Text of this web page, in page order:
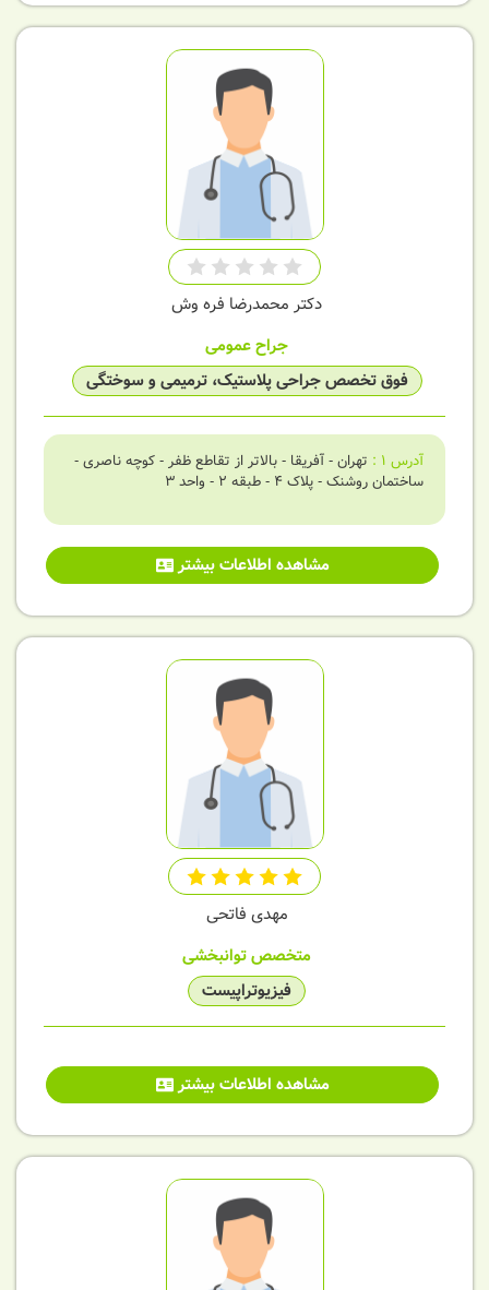
دکتر محمدرضا فره وش
جراح عمومی
فوق تخصص جراحی پلاستیک، ترمیمی و سوختگی
آدرس 1
: تهران - آفریقا - بالاتر از تقاطع ظفر - کوچه ناصری -
ساختمان روشنک - پلاک 4 - طبقه 2 - واحد 3
مشاهده اطلاعات بیشتر
مهدی فاتحی
متخصص توانبخشی
فیزیوتراپیست
مشاهده اطلاعات بیشتر